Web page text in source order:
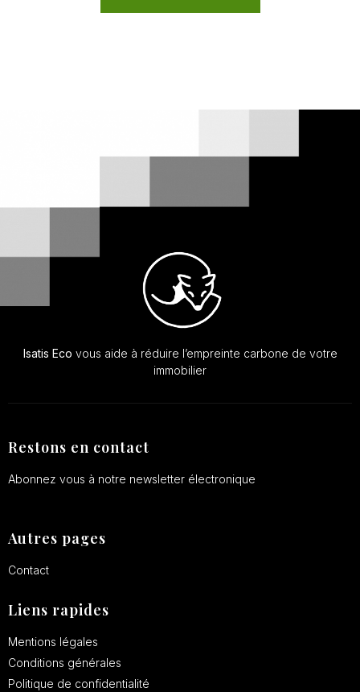
Isatis Eco vous aide à réduire l’empreinte carbone de votre
immobilier
Restons en contact
Abonnez vous à notre newsletter électronique
Autres pages
Contact
Liens rapides
Mentions légales
Conditions générales
Politique de confidentialité